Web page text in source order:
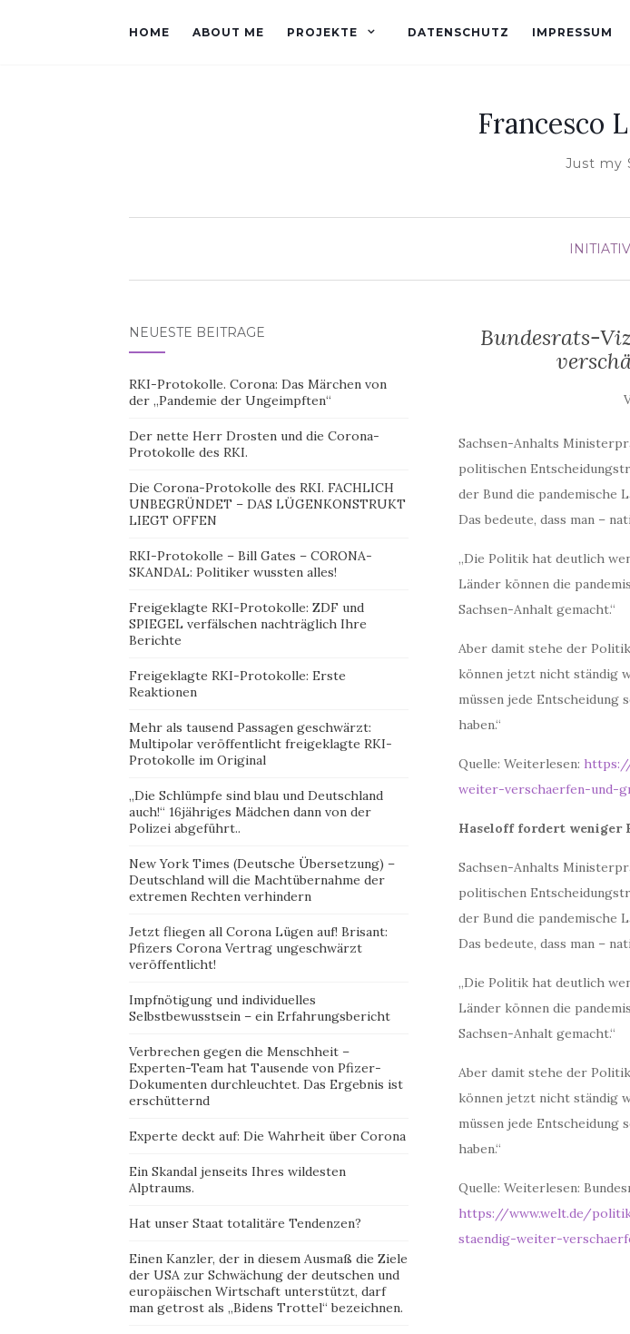
HOME ABOUT ME PROJEKTE DATENSCHUTZ IMPRESSUM
Francesco
Just my
Bundesrats-
Sachsen-Anhalts
politischen
der Bund die pandemische
Das bedeute, dass man –
„Die Politik hat deutlich
Länder können die
Sachsen-Anhalt gemacht.“
Aber damit stehe der
können jetzt nicht ständig
müssen jede Entscheidung
haben.“
Quelle: Weiterlesen:
weiter-verschaerfen-und-
Haseloff fordert weniger
Sachsen-Anhalts
politischen
der Bund die pandemische
Das bedeute, dass man –
„Die Politik hat deutlich
Länder können die
Sachsen-Anhalt gemacht.“
Aber damit stehe der
können jetzt nicht ständig
müssen jede Entscheidung
haben.“
Quelle: Weiterlesen:
https://www.welt.de/
staendig-weiter-
NEUESTE BEITRÄGE
RKI-Protokolle. Corona: Das Märchen von
der „Pandemie der Ungeimpften“
Der nette Herr Drosten und die Corona-
Protokolle des RKI.
Die Corona-Protokolle des RKI. FACHLICH
UNBEGRÜNDET – DAS LÜGENKONSTRUKT
LIEGT OFFEN
RKI-Protokolle – Bill Gates – CORONA-
SKANDAL: Politiker wussten alles!
Freigeklagte RKI-Protokolle: ZDF und
SPIEGEL verfälschen nachträglich Ihre
Berichte
Freigeklagte RKI-Protokolle: Erste
Reaktionen
Mehr als tausend Passagen geschwärzt:
Multipolar veröffentlicht freigeklagte RKI-
Protokolle im Original
„Die Schlümpfe sind blau und Deutschland
auch!“ 16jähriges Mädchen dann von der
Polizei abgeführt..
New York Times (Deutsche Übersetzung) –
Deutschland will die Machtübernahme der
extremen Rechten verhindern
Jetzt fliegen all Corona Lügen auf! Brisant:
Pfizers Corona Vertrag ungeschwärzt
veröffentlicht!
Impfnötigung und individuelles
Selbstbewusstsein – ein Erfahrungsbericht
Verbrechen gegen die Menschheit –
Experten-Team hat Tausende von Pfizer-
Dokumenten durchleuchtet. Das Ergebnis ist
erschütternd
Experte deckt auf: Die Wahrheit über Corona
Ein Skandal jenseits Ihres wildesten
Alptraums.
Hat unser Staat totalitäre Tendenzen?
Einen Kanzler, der in diesem Ausmaß die Ziele
der USA zur Schwächung der deutschen und
europäischen Wirtschaft unterstützt, darf
man getrost als „Bidens Trottel“ bezeichnen.